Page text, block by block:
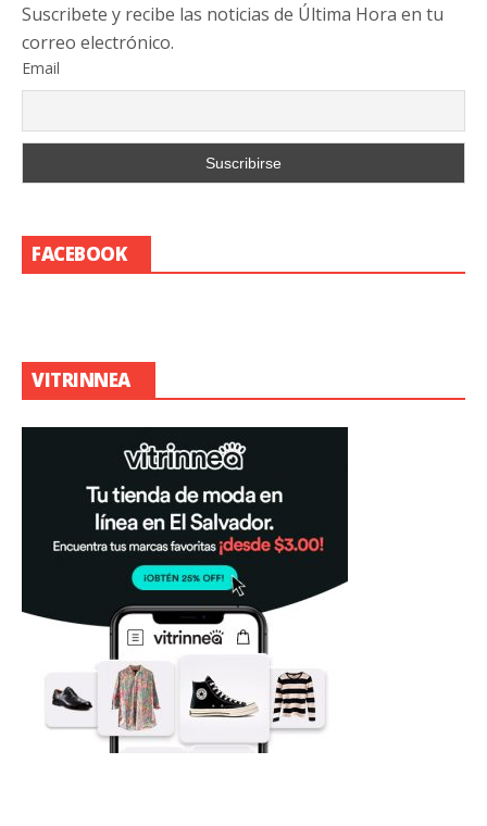
Suscribete y recibe las noticias de Última Hora en tu
correo electrónico.
Email
FACEBOOK
VITRINNEA